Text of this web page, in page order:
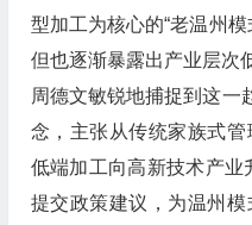
型加工为核心的“老温州模
但也逐渐暴露出产业层次
周德文敏锐地捕捉到这一
念，主张从传统家族式
低端加工向高新技术产业
提交政策建议，为温州